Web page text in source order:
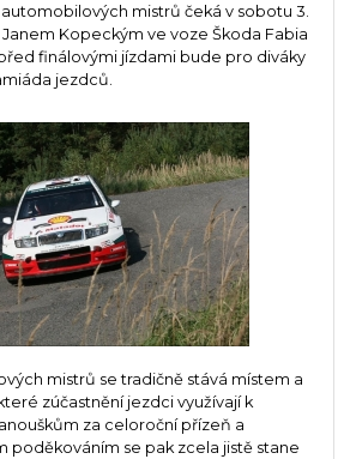
mistrů čeká v sobotu 3.
Janem Kopeckým ve voze Škoda Fabia
finálovými jízdami bude pro diváky
jezdců.
mistrů se tradičně stává místem a
zúčastnění jezdci využívají k
za celoroční přízeň a
poděkováním se pak zcela jistě stane